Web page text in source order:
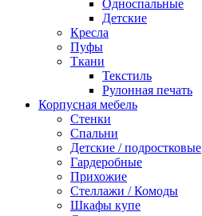
Односпальные
Детские
Кресла
Пуфы
Ткани
Текстиль
Рулонная печать
Корпусная мебель
Стенки
Спальни
Детские / подростковые
Гардеробные
Прихожие
Стеллажи / Комоды
Шкафы купе